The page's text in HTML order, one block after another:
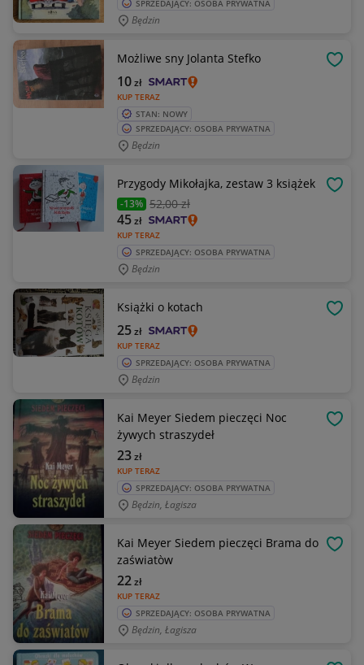
SPRZEDAJĄCY: OSOBA PRYWATNA
Będzin
Możliwe sny Jolanta Stefko
KUP TERAZ
10zł
STAN: NOWY
SPRZEDAJĄCY: OSOBA PRYWATNA
Będzin
Przygody Mikołajka, zestaw 3 książek
-13% 52,00 zł
KUP TERAZ
45zł
SPRZEDAJĄCY: OSOBA PRYWATNA
Będzin
Książki o kotach
KUP TERAZ
25zł
SPRZEDAJĄCY: OSOBA PRYWATNA
Będzin
Kai Meyer Siedem pieczęci Noc
żywych straszydeł
KUP TERAZ
23zł
SPRZEDAJĄCY: OSOBA PRYWATNA
Będzin, Łagisza
Kai Meyer Siedem pieczęci Brama do
zaświatòw
KUP TERAZ
22zł
SPRZEDAJĄCY: OSOBA PRYWATNA
Będzin, Łagisza